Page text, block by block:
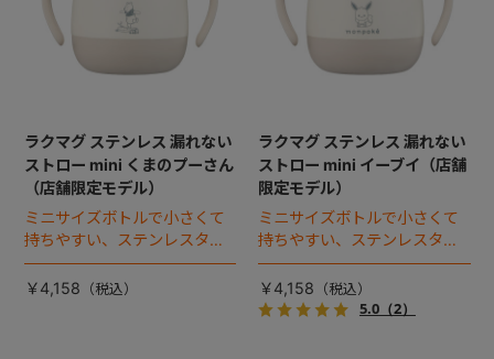
ラクマグ ステンレス 漏れない
ストロー mini くまのプーさん
（店舗限定モデル）
ミニサイズボトルで小さくて
持ちやすい、ステンレスタイ
プのストローマグ。
￥4,158
ラクマグ ステンレス 漏れない
ストロー mini イーブイ（店舗
限定モデル）
ミニサイズボトルで小さくて
持ちやすい、ステンレスタイ
プのストローマグ。
￥4,158
5.0（2）